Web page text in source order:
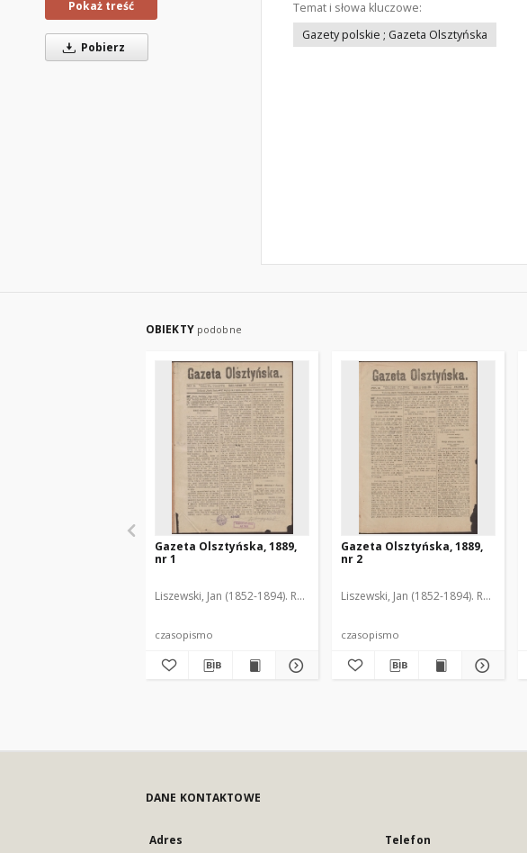
Pokaż treść
Pobierz
Temat i słowa kluczowe:
Gazety polskie ; Gazeta Olsztyńska
OBIEKTY podobne
Gazeta Olsztyńska, 1889,
nr 1
Liszewski, Jan (1852-1894). Red.
czasopismo
Gazeta Olsztyńska, 1889,
nr 2
Liszewski, Jan (1852-1894). Red.
czasopismo
DANE KONTAKTOWE
Adres Telefon